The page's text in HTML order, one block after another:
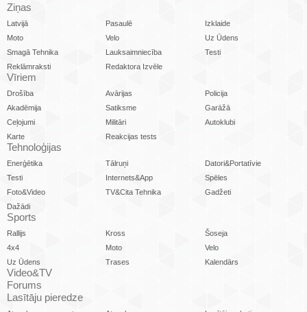
Ziņas
Latvijā Pasaulē
Izklaide
Moto
Velo
Uz Ūdens
Smagā Tehnika
Lauksaimniecība
Testi
Reklāmraksti
Redaktora Izvēle
Vīriem
Drošība Avārijas
Policija
Akadēmija
Satiksme
Garāžā
Ceļojumi
Militāri
Autoklubi
Karte
Reakcijas tests
Tehnoloģijas
Enerģētika Tālruņi
Datori&Portatīvie
Testi
Internets&App
Spēles
Foto&Video
TV&Cita Tehnika
Gadžeti
Dažādi
Sports
Rallijs Kross
Šoseja
4x4
Moto
Velo
Uz Ūdens
Trases Kalendārs
Video&TV
Forums
Lasītāju pieredze